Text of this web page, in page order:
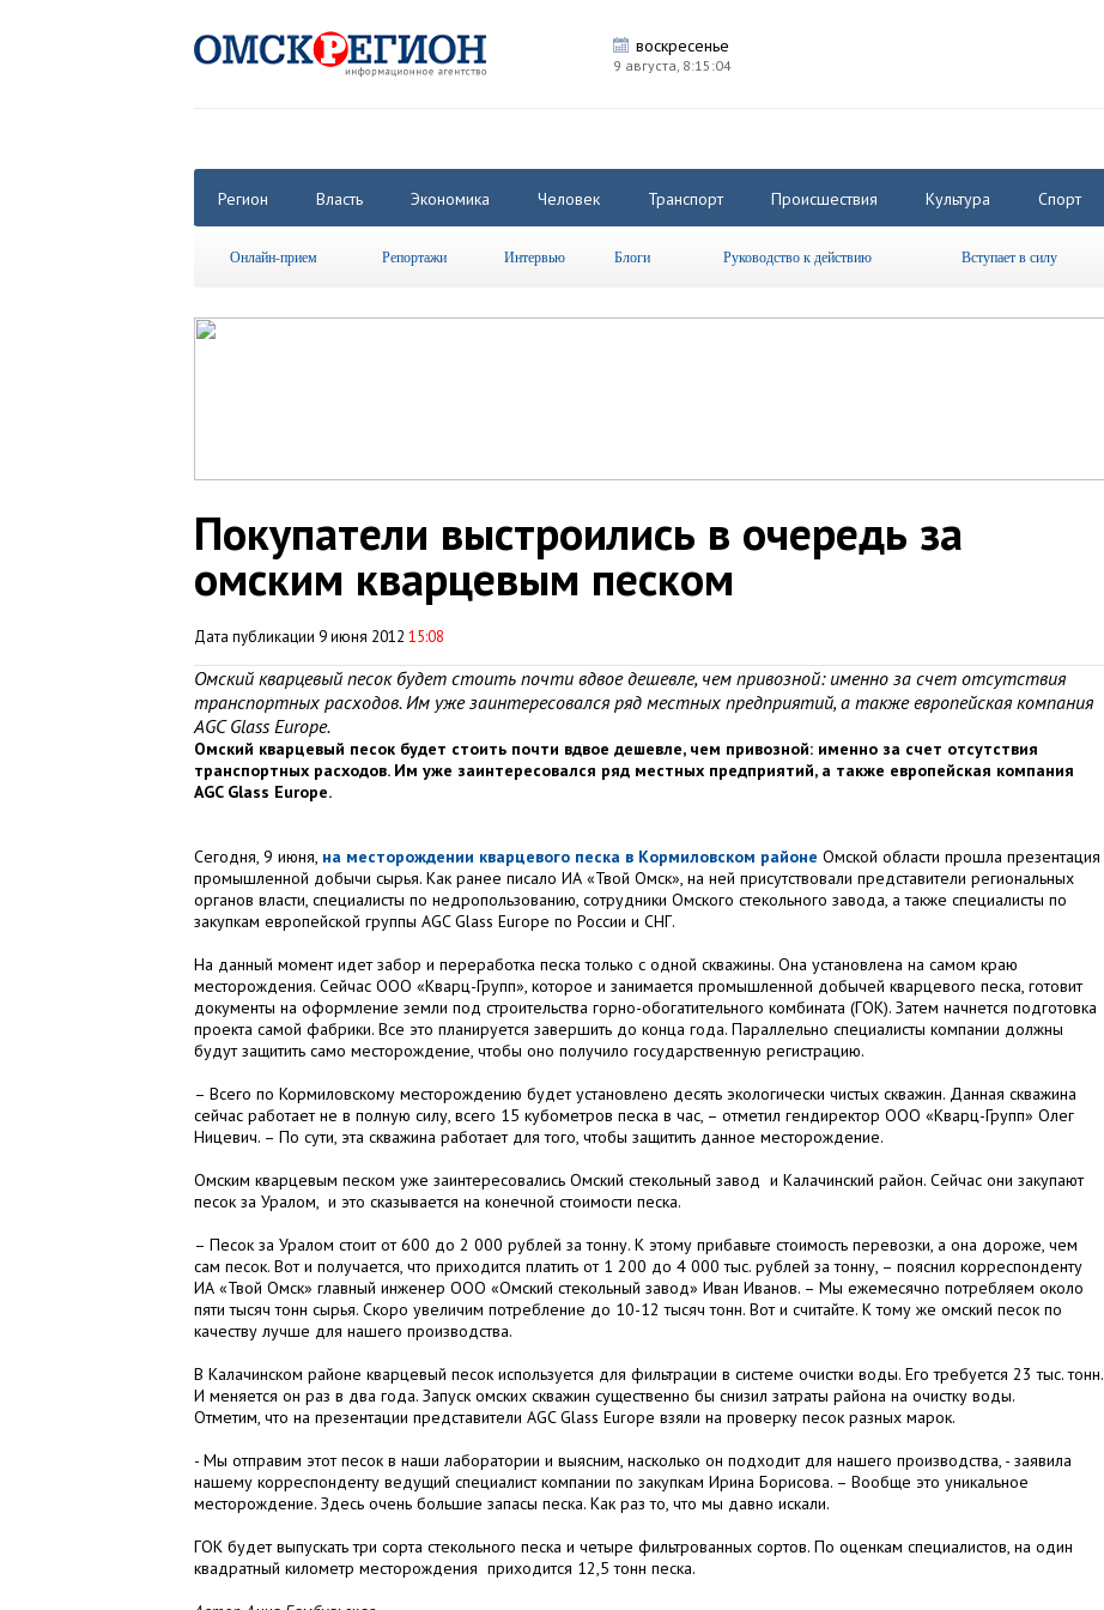
воскресенье
9 августа, 8:15:04
Регион Власть Экономика Человек Транспорт Происшествия Культура Спорт
Онлайн-прием Репортажи Интервью Блоги Руководство к действию Вступает в силу
Покупатели выстроились в очередь за
омским кварцевым песком
Дата публикации 9 июня 2012 15:08
Омский кварцевый песок будет стоить почти вдвое дешевле, чем привозной: именно за счет отсутствия
транспортных расходов. Им уже заинтересовался ряд местных предприятий, а также европейская компания
AGC Glass Europe.
Омский кварцевый песок будет стоить почти вдвое дешевле, чем привозной: именно за счет отсутствия
транспортных расходов. Им уже заинтересовался ряд местных предприятий, а также европейская компания
AGCGlass Europe.
Сегодня, 9 июня, на месторождении кварцевого песка в Кормиловском районе Омской области прошла презентация
промышленной добычи сырья. Как ранее писало ИА «Твой Омск», на ней присутствовали представители региональных
органов власти, специалисты по недропользованию, сотрудники Омского стекольного завода, а также специалисты по
закупкам европейской группы AGC Glass Europe по России и СНГ.
На данный момент идет забор и переработка песка только с одной скважины. Она установлена на самом краю
месторождения. Сейчас ООО «Кварц-Групп», которое и занимается промышленной добычей кварцевого песка, готовит
документы на оформление земли под строительства горно-обогатительного комбината (ГОК). Затем начнется подготовка
проекта самой фабрики. Все это планируется завершить до конца года. Параллельно специалисты компании должны
будут защитить само месторождение, чтобы оно получило государственную регистрацию.
– Всего по Кормиловскому месторождению будет установлено десять экологически чистых скважин. Данная скважина
сейчас работает не в полную силу, всего 15 кубометров песка в час, – отметил гендиректор ООО «Кварц-Групп» Олег
Ницевич. – По сути, эта скважина работает для того, чтобы защитить данное месторождение.
Омским кварцевым песком уже заинтересовались Омский стекольный завод и Калачинский район. Сейчас они закупают
песок за Уралом, и это сказывается на конечной стоимости песка.
– Песок за Уралом стоит от 600 до 2 000 рублей за тонну. К этому прибавьте стоимость перевозки, а она дороже, чем
сам песок. Вот и получается, что приходится платить от 1 200 до 4 000 тыс. рублей за тонну, – пояснил корреспонденту
ИА «Твой Омск» главный инженер ООО «Омский стекольный завод» Иван Иванов. – Мы ежемесячно потребляем около
пяти тысяч тонн сырья. Скоро увеличим потребление до 10-12 тысяч тонн. Вот и считайте. К тому же омский песок по
качеству лучше для нашего производства.
В Калачинском районе кварцевый песок используется для фильтрации в системе очистки воды. Его требуется 23 тыс. тонн.
И меняется он раз в два года. Запуск омских скважин существенно бы снизил затраты района на очистку воды.
Отметим, что на презентации представители AGC Glass Europe взяли на проверку песок разных марок.
- Мы отправим этот песок в наши лаборатории и выясним, насколько он подходит для нашего производства, - заявила
нашему корреспонденту ведущий специалист компании по закупкам Ирина Борисова. – Вообще это уникальное
месторождение. Здесь очень большие запасы песка. Как раз то, что мы давно искали.
ГОК будет выпускать три сорта стекольного песка и четыре фильтрованных сортов. По оценкам специалистов, на один
квадратный километр месторождения приходится 12,5 тонн песка.